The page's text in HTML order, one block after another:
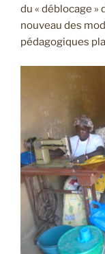
du « déblocage »
nouveau des
pédagogiques